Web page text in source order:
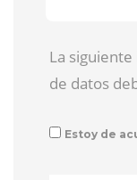
La
de datos
Estoy de